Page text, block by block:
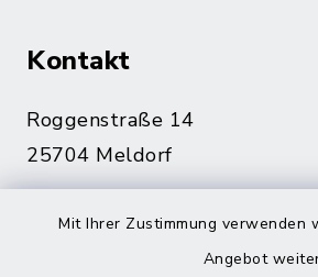
Mit Ihrer Zustimmung verwenden
Angebot
Kontakt
Roggenstraße 14
25704 Meldorf
04832 6065-215